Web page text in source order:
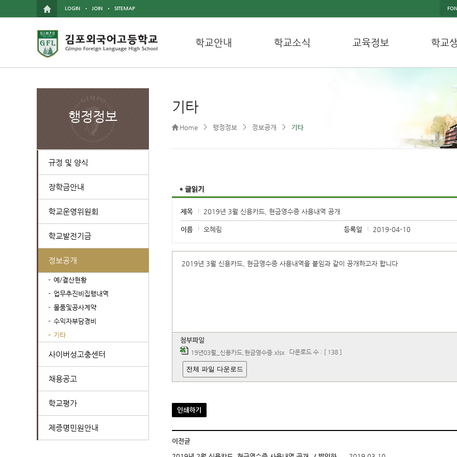
LOGIN JOIN SITEMAP
학교안내 학교소식 교육정보 학교
행정정보
규정 및 양식
장학금안내
학교운영위원회
학교발전기금
정보공개
예/결산현황
업무추진비집행내역
물품및공사계약
수익자부담경비
기타
사이버성고충센터
채용공고
학교평가
제증명민원안내
기타
Home > 행정정보 > 정보공개 > 기타
제목 2019년 3월 신용카드, 현금영수증 사용내역 공개
이름 오혜림 등록일 2019-04-10
2019년 3월 신용카드, 현금영수증 사용내역을 붙임과 같이 공개하고자 합니다
첨부파일
19년03월_신용카드,현금영수증.xlsx 다운로드 수 : [ 138 ]
전체 파일 다운로드
인쇄하기
이전글